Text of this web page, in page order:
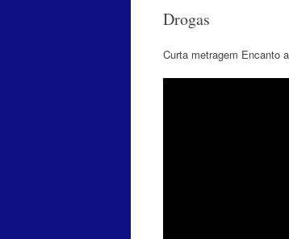
Drogas
Curta metragem Encanto